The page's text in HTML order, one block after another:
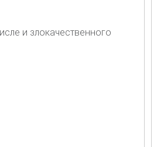
и злокачественного